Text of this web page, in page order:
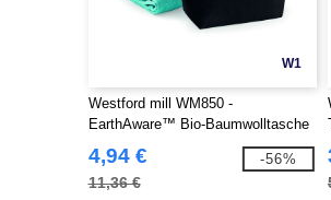
W1
Westford mill WM850 -
EarthAware™ Bio-Baumwolltasche
4,94 €
11,36 €
-56%